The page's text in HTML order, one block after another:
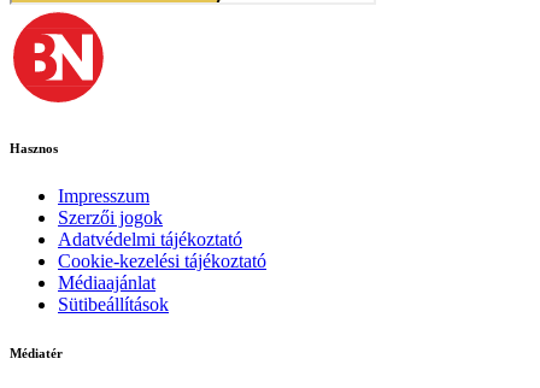
Hasznos
Impresszum
Szerzői jogok
Adatvédelmi tájékoztató
Cookie-kezelési tájékoztató
Médiaajánlat
Sütibeállítások
Médiatér